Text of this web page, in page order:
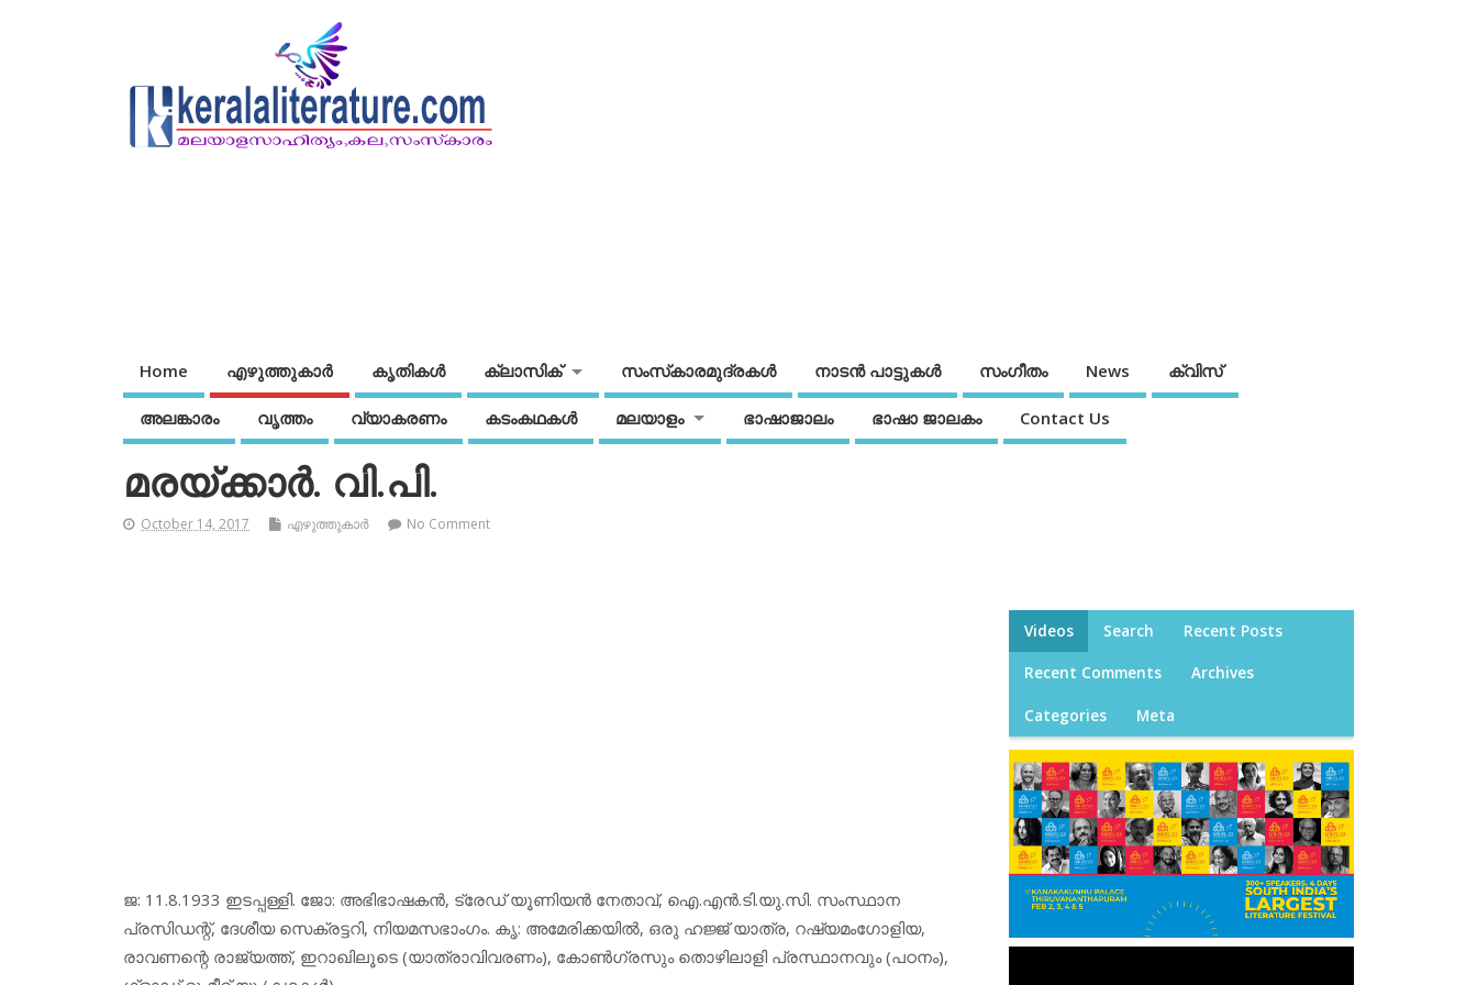
Home എഴുത്തുകാര്‍ കൃതികൾ ക്ലാസിക് സംസ്‌കാരമുദ്രകള്‍ നാടന്‍ പാട്ടുകള്‍ സംഗീതം News ക്വിസ്
അലങ്കാരം വൃത്തം വ്യാകരണം കടംകഥകള്‍ മലയാളം ഭാഷാജാലം ഭാഷാ ജാലകം Contact Us
മരയ്ക്കാര്‍. വി.പി.
October 14, 2017 എഴുത്തുകാര്‍ No Comment
ജ: 11.8.1933 ഇടപ്പള്ളി. ജോ: അഭിഭാഷകന്‍, ട്രേഡ് യൂണിയന്‍ നേതാവ്, ഐ.എന്‍.ടി.യു.സി. സംസ്ഥാന
പ്രസിഡന്റ്, ദേശീയ സെക്രട്ടറി, നിയമസഭാംഗം. കൃ: അമേരിക്കയില്‍, ഒരു ഹജ്ജ് യാത്ര, റഷ്യമംഗോളിയ,
രാവണന്റെ രാജ്യത്ത്, ഇറാഖിലൂടെ (യാത്രാവിവരണം), കോണ്‍ഗ്രസും തൊഴിലാളി പ്രസ്ഥാനവും (പഠനം),
Videos Search Recent Posts
Recent Comments Archives
Categories Meta